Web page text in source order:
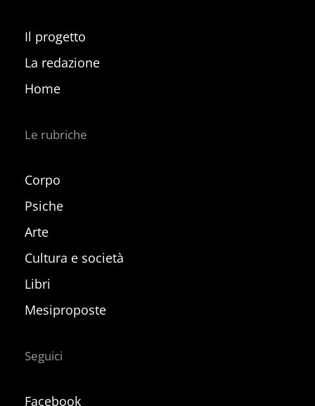
Il progetto
La redazione
Home
Le rubriche
Corpo
Psiche
Arte
Cultura e società
Libri
Mesiproposte
Seguici
Facebook